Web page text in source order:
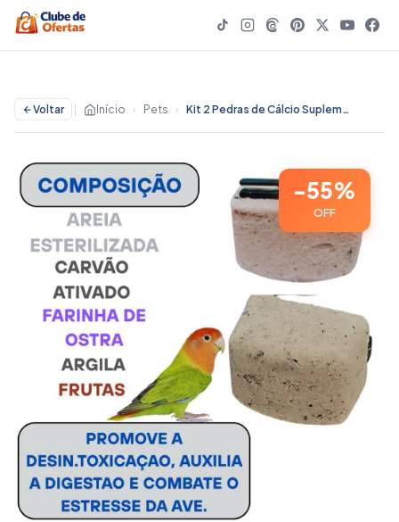
Voltar Início › Pets › Kit 2 Pedras de Cálcio Suplemento Nutricional Calopsitas, Agapornis e Periquitos, gaiolas e viveiro - 55% OFF | Pets
-55%
OFF